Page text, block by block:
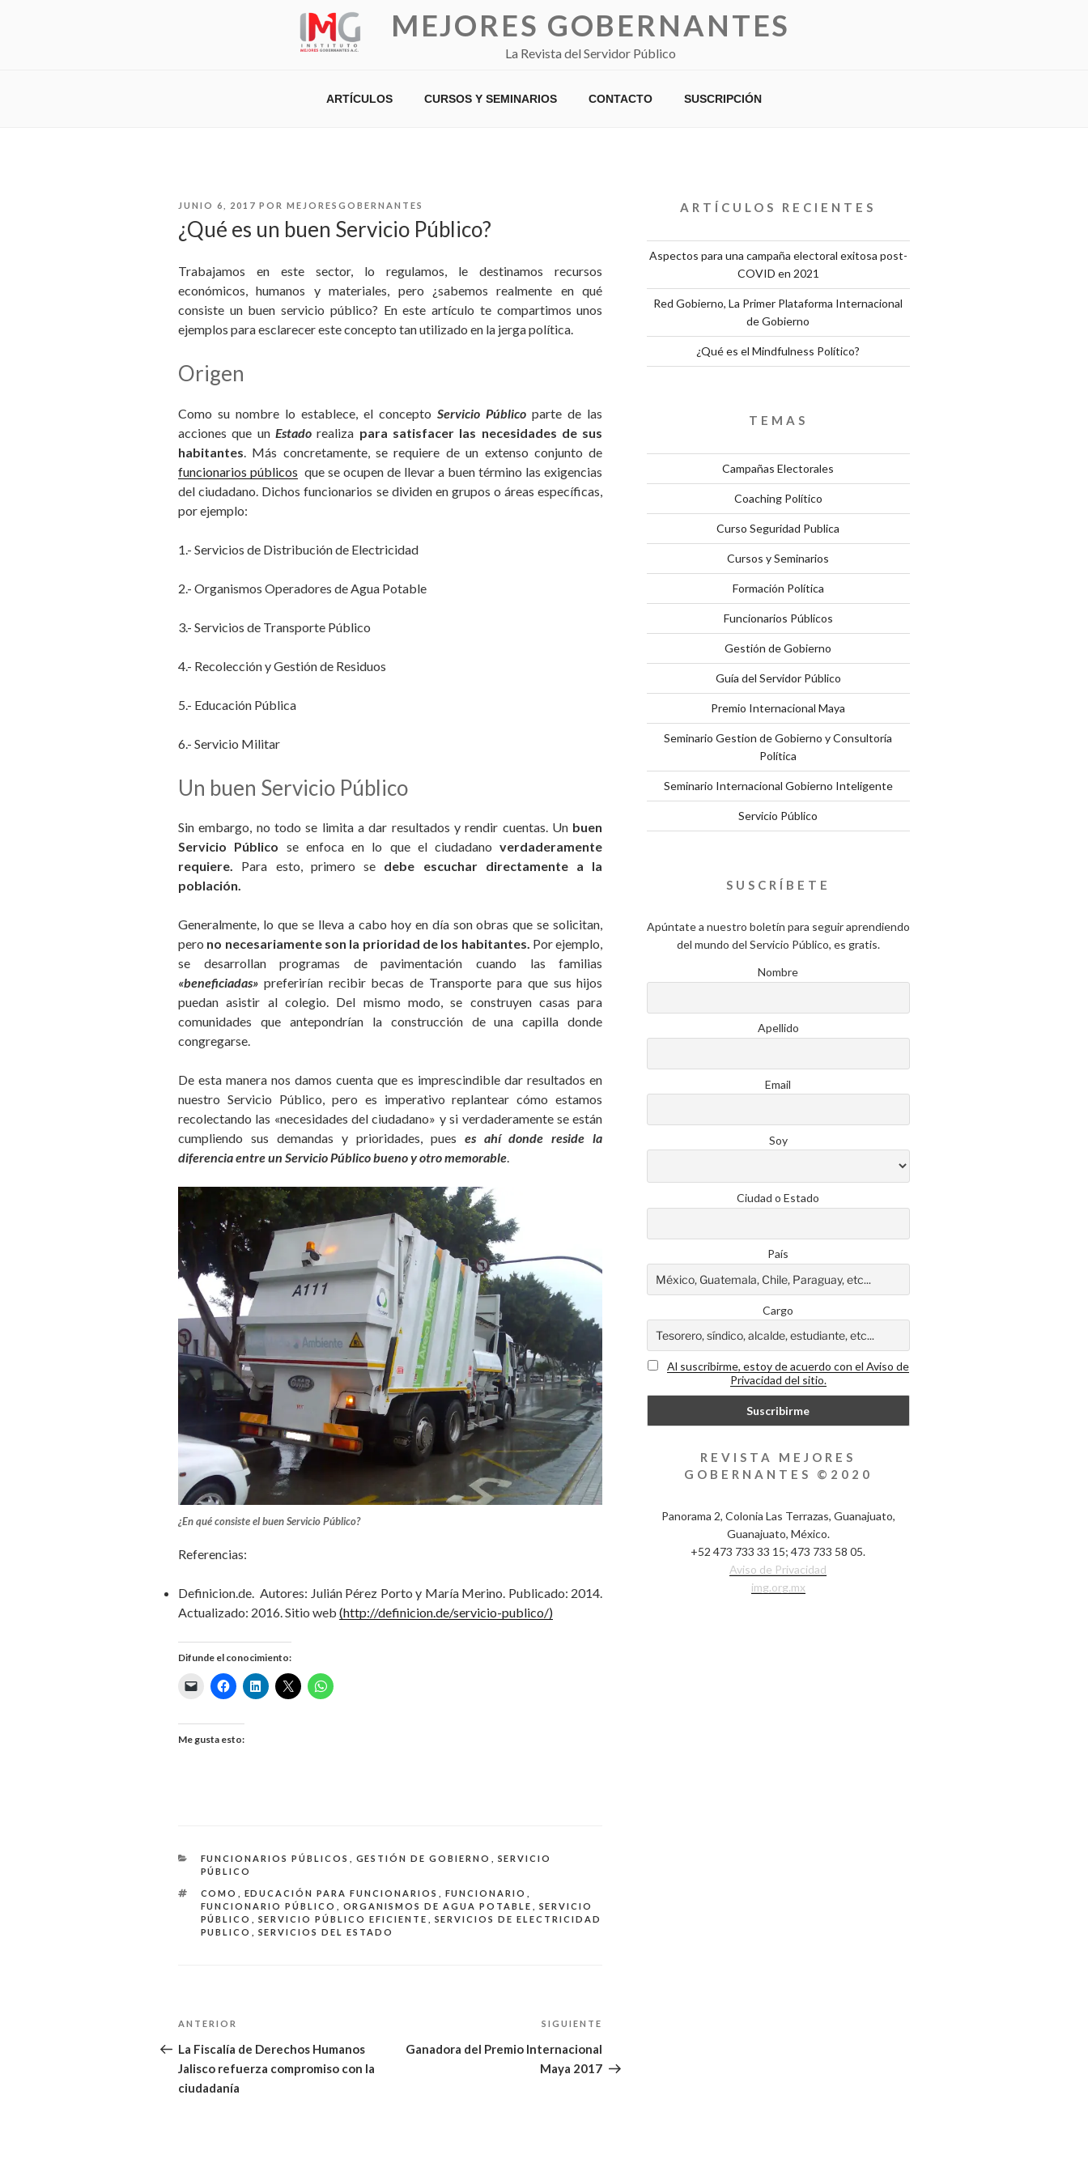
MEJORES GOBERNANTES
La Revista del Servidor Público
ARTÍCULOS CURSOS Y SEMINARIOS CONTACTO SUSCRIPCIÓN
PUBLICADO
JUNIO 6, 2017 POR MEJORESGOBERNANTES
¿Qué es un buen Servicio Público?
Trabajamos en este sector, lo regulamos, le destinamos recursos
económicos, humanos y materiales, pero ¿sabemos realmente en qué
consiste un buen servicio público? En este artículo te compartimos unos
ejemplos para esclarecer este concepto tan utilizado en la jerga política.
Origen
Como su nombre lo establece, el conceptoServicio Público parte de las
acciones que un Estadorealiza para satisfacer las necesidades de sus
habitantes . Más concretamente, se requiere de un extenso conjunto de
funcionarios públicos que se ocupen de llevar a buen término las exigencias
del ciudadano. Dichos funcionarios se dividen en grupos o áreas específicas,
por ejemplo:
1.- Servicios de Distribución de Electricidad
2.- Organismos Operadores de Agua Potable
3.- Servicios de Transporte Público
4.- Recolección y Gestión de Residuos
5.- Educación Pública
6.- Servicio Militar
Un buen Servicio Público
Sin embargo, no todo se limita a dar resultados y rendir cuentas. Un buen
Servicio Público se enfoca en lo que el ciudadanoverdaderamente
requiere. Para esto, primero se debe escuchar directamente a la
población.
Generalmente, lo que se lleva a cabo hoy en día son obras que se solicitan,
pero no necesariamente son la prioridad de los habitantes. Por ejemplo,
se desarrollan programas de pavimentación cuando las familias
«beneficiadas» preferirían recibir becas de Transporte para que sus hijos
puedan asistir al colegio. Del mismo modo, se construyen casas para
comunidades que antepondrían la construcción de una capilla donde
congregarse.
De esta manera nos damos cuenta que es imprescindible dar resultados en
nuestro Servicio Público, pero es imperativo replantear cómo estamos
recolectando las «necesidades del ciudadano» y si verdaderamente se están
cumpliendo sus demandas y prioridades, pues es ahí donde reside la
diferencia entre un Servicio Público bueno y otro memorable.
¿En qué consiste el buen Servicio Público?
Referencias:
Definicion.de. Autores: Julián Pérez Porto y María Merino. Publicado: 2014.
Actualizado: 2016. Sitio web (http://definicion.de/servicio-publico/)
Difunde el conocimiento:
Me gusta esto:
CATEGORÍAS
FUNCIONARIOS PÚBLICOS GESTIÓN DE GOBIERNO
SERVICIO
PÚBLICO
ETIQUETAS
COMO EDUCACIÓN PARA FUNCIONARIOS FUNCIONARIO
FUNCIONARIO PÚBLICO
ORGANISMOS DE AGUA POTABLE
SERVICIO
PÚBLICO
SERVICIO PÚBLICO EFICIENTE
SERVICIOS DE ELECTRICIDAD
PUBLICO
SERVICIOS DEL ESTADO
Navegación
de
entradas
Entrada
anterior:
ANTERIOR
La Fiscalía de Derechos Humanos
Jalisco refuerza compromiso con la
ciudadanía
SIGUIENTE
Ganadora del Premio Internacional
Maya 2017
ARTÍCULOS RECIENTES
Aspectos para una campaña electoral exitosa post-
COVID en 2021
Red Gobierno, La Primer Plataforma Internacional
de Gobierno
¿Qué es el Mindfulness Político?
TEMAS
Campañas Electorales
Coaching Político
Curso Seguridad Publica
Cursos y Seminarios
Formación Política
Funcionarios Públicos
Gestión de Gobierno
Guía del Servidor Público
Premio Internacional Maya
Seminario Gestion de Gobierno y Consultoría
Política
Seminario Internacional Gobierno Inteligente
Servicio Público
SUSCRÍBETE
Apúntate a nuestro boletín para seguir aprendiendo
del mundo del Servicio Público, es gratis.
Nombre
Apellido
Email
Soy
Ciudad o Estado
País
Cargo
Al suscribirme, estoy de acuerdo con el Aviso de
Privacidad del sitio.
REVISTA MEJORES
GOBERNANTES ©2020
Panorama 2, Colonia Las Terrazas, Guanajuato,
Guanajuato, México.
+52 473 733 33 15; 473 733 58 05.
Aviso de Privacidad
img.org.mx